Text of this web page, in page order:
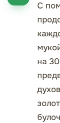
С
на